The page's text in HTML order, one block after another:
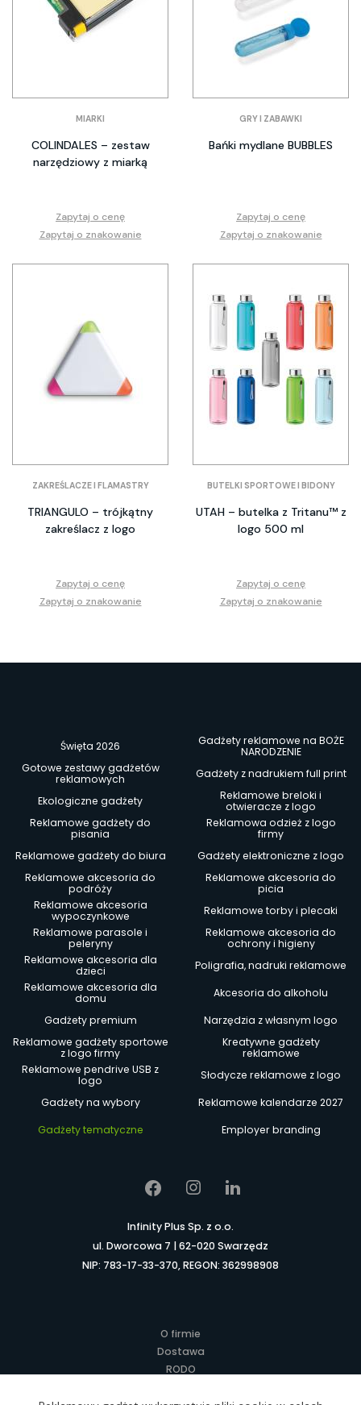
MIARKI
COLINDALES – zestaw
narzędziowy z miarką
Zapytaj o cenę
Zapytaj o znakowanie
GRY I ZABAWKI
Bańki mydlane BUBBLES
Zapytaj o cenę
Zapytaj o znakowanie
ZAKREŚLACZE I FLAMASTRY
TRIANGULO – trójkątny
zakreślacz z logo
Zapytaj o cenę
Zapytaj o znakowanie
BUTELKI SPORTOWE I BIDONY
UTAH – butelka z Tritanu™ z
logo 500 ml
Zapytaj o cenę
Zapytaj o znakowanie
Święta 2026
Gadżety reklamowe na BOŻE
NARODZENIE
Gotowe zestawy gadżetów
reklamowych
Gadżety z nadrukiem full print
Ekologiczne gadżety
Reklamowe breloki i
otwieracze z logo
Reklamowe gadżety do
pisania
Reklamowa odzież z logo
firmy
Reklamowe gadżety do biura
Gadżety elektroniczne z logo
Reklamowe akcesoria do
podróży
Reklamowe akcesoria do
picia
Reklamowe akcesoria
wypoczynkowe
Reklamowe torby i plecaki
Reklamowe parasole i
peleryny
Reklamowe akcesoria do
ochrony i higieny
Reklamowe akcesoria dla
dzieci
Poligrafia, nadruki reklamowe
Reklamowe akcesoria dla
domu
Akcesoria do alkoholu
Gadżety premium
Narzędzia z własnym logo
Reklamowe gadżety sportowe
z logo firmy
Kreatywne gadżety
reklamowe
Reklamowe pendrive USB z
logo
Słodycze reklamowe z logo
Gadżety na wybory
Reklamowe kalendarze 2027
Gadżety tematyczne
Employer branding
Infinity Plus Sp. z o.o.
ul. Dworcowa 7 | 62-020 Swarzędz
NIP: 783-17-33-370, REGON: 362998908
O firmie
Dostawa
RODO